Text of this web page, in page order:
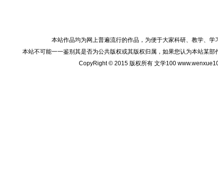
本站作品均为网上普遍流行的作品，为便于大家科研、教学、
本站不可能一一鉴别其是否为公共版权或其版权归属，如果您认为本站某
CopyRight © 2015 版权所有 文学100